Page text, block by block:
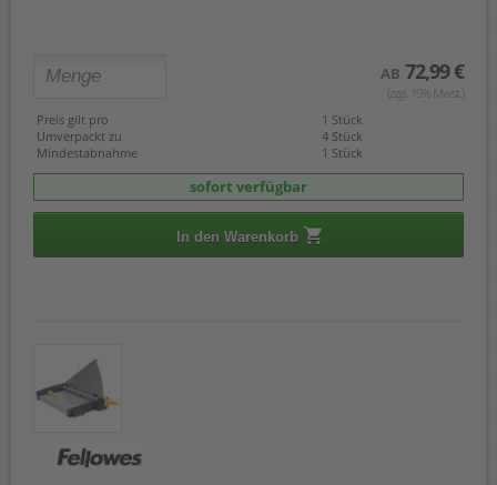
AB 72,99 €
(zzgl. 19% Mwst.)
Preis gilt pro
1 Stück
Umverpackt zu
4 Stück
Mindestabnahme
1 Stück
sofort verfügbar
In den Warenkorb